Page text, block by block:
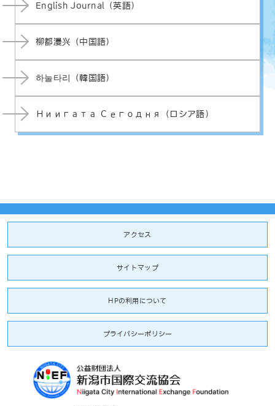
English Journal（英語）
柳都漫兴（中国語）
하눌타리（韓国語）
Ниигата Сегодня（ロシア語）
アクセス
サイトマップ
HPの利用について
プライバシーポリシー